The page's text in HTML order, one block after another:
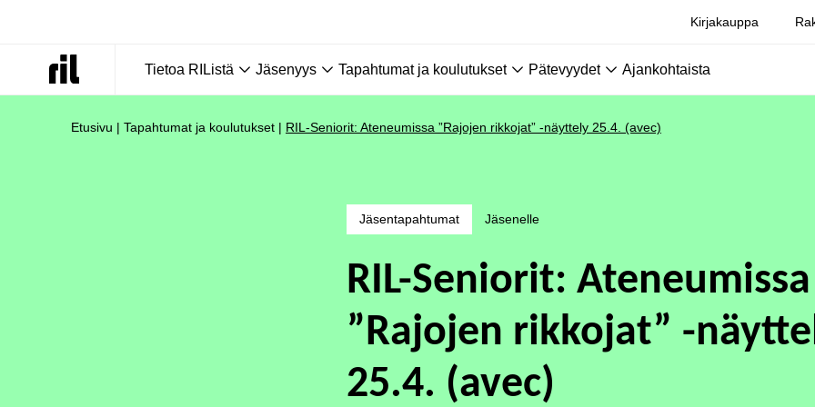
Kirjakauppa
Tietoa RIListä Jäsenyys Tapahtumat ja koulutukset Pätevyydet Ajankohtaista
Etusivu | Tapahtumat ja koulutukset | RIL-Seniorit: Ateneumissa ”Rajojen rikkojat” -näyttely 25.4. (avec)
Jäsentapahtumat Jäsenelle
RIL-Seniorit: Ateneumissa
”Rajojen rikkojat” -
25.4. (avec)